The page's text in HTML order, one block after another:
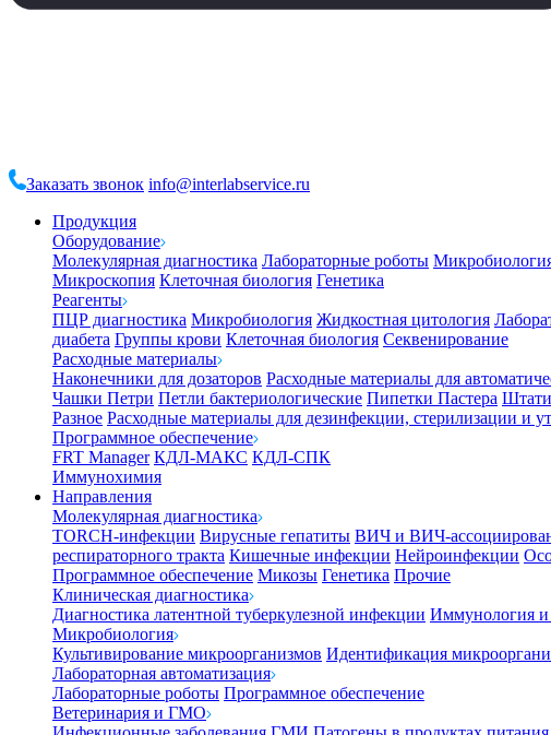
Заказать звонок info@interlabservice.ru
Продукция
Оборудование
Молекулярная диагностика Лабораторные роботы
Микроскопия Клеточная биология Генетика
Реагенты
ПЦР диагностика Микробиология Жидкостная цитология
диабета Группы крови Клеточная биология Секвенирование
Расходные материалы
Наконечники для дозаторов Расходные материалы для
Чашки Петри Петли бактериологические Пипетки Пастера
Разное Расходные материалы для дезинфекции, стерилизации и
Программное обеспечение
FRT Manager КДЛ-МАКС КДЛ-СПК
Иммунохимия
Направления
Молекулярная диагностика
TORCH-инфекции Вирусные гепатиты ВИЧ и ВИЧ-
респираторного тракта Кишечные инфекции Нейроинфекции
Программное обеспечение Микозы Генетика Прочие
Клиническая диагностика
Диагностика латентной туберкулезной инфекции Иммунология и
Микробиология
Культивирование микроорганизмов Идентификация
Лабораторная автоматизация
Лабораторные роботы Программное обеспечение
Ветеринария и ГМО